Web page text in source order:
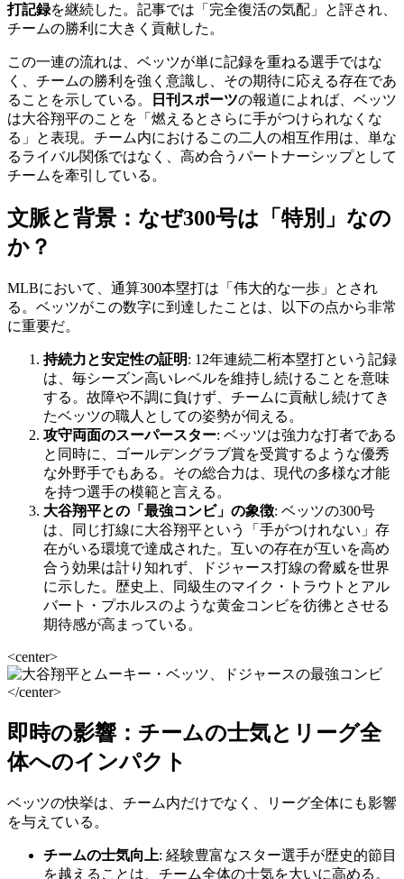
打記録を継続した。記事では「完全復活の気配」と評され、
チームの勝利に大きく貢献した。
この一連の流れは、ベッツが単に記録を重ねる選手ではな
く、チームの勝利を強く意識し、その期待に応える存在であ
ることを示している。
日刊スポーツの報道によれば、ベッツ
は大谷翔平のことを「燃えるとさらに手がつけられなくな
る」と表現。チーム内におけるこの二人の相互作用は、単な
るライバル関係ではなく、高め合うパートナーシップとして
チームを牽引している。
文脈と背景：なぜ300号は「特別」なの
か？
MLBにおいて、通算300本塁打は「伟大的な一歩」とされ
る。ベッツがこの数字に到達したことは、以下の点から非常
に重要だ。
持続力と安定性の証明: 12年連続二桁本塁打という記録
は、毎シーズン高いレベルを維持し続けることを意味
する。故障や不調に負けず、チームに貢献し続けてき
たベッツの職人としての姿勢が伺える。
攻守両面のスーパースター: ベッツは強力な打者である
と同時に、ゴールデングラブ賞を受賞するような優秀
な外野手でもある。その総合力は、現代の多様な才能
を持つ選手の模範と言える。
大谷翔平との「最強コンビ」の象徴: ベッツの300号
は、同じ打線に大谷翔平という「手がつけれない」存
在がいる環境で達成された。互いの存在が互いを高め
合う効果は計り知れず、ドジャース打線の脅威を世界
に示した。歴史上、同級生のマイク・トラウトとアル
バート・プホルスのような黄金コンビを彷彿とさせる
期待感が高まっている。
<center>
</center>
即時の影響：チームの士気とリーグ全
体へのインパクト
ベッツの快挙は、チーム内だけでなく、リーグ全体にも影響
を与えている。
チームの士気向上: 経験豊富なスター選手が歴史的節目
を越えることは、チーム全体の士気を大いに高める。